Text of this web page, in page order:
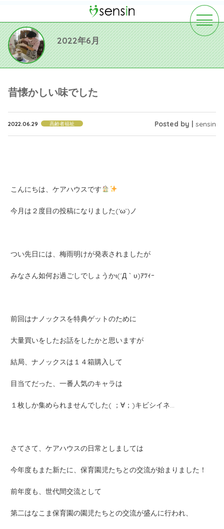
toggle
2022年6月
昔懐かしい味でした
2022.06.29 高齢者福祉 Posted by | sensin
こんにちは、ケアハウスです
今月は２度目の投稿になりました(‘ω’)ノ
つい先日には、梅雨明けが発表されましたが
みなさん如何お過ごしでしょうかι(´Д｀υ)ｱﾂｨｰ
前回はナノックスを特典ゲットのために
大量買いをしたお話をしたかと思いますが
結局、ナノックスは１４箱購入して
目当てだった、一番人気のキャラは
１枚しか集められませんでした( ；∀；)キビシイネ…
さてさて、ケアハウスの日常としましては
今年度もまた新たに、保育園児たちとの交流が始まりました！
前年度も、世代間交流として
第二はなこま保育園の園児たちとの交流が盛んに行われ、